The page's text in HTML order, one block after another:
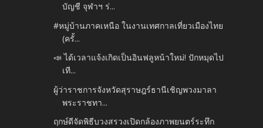
บัญชี จุฬาฯ ร่...
#หมู่บ้านภาคเหนือ ในงานเทศกาลเที่ยวเมืองไทย
(ครั้...
📣 ได้เวลาแจ้งเกิดเป็นอินฟลูหน้าใหม่! ปักหมุดไป
เที...
ผู้ว่าราชการจังหวัดสุราษฎร์ธานีเชิญพวงมาลา
พระราชทา...
ฤกษ์ดีจัดพิธีบวงสรวงเปิดกล้องภาพยนตร์ระทึก